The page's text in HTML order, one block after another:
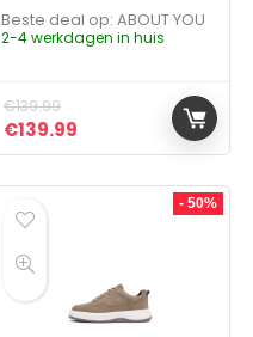
Beste deal op:
ABOUT YOU
2-4 werkdagen in huis
€139.99
Oorspronkelijke prijs was:
€139.99 Huidige prijs is:
- 50%